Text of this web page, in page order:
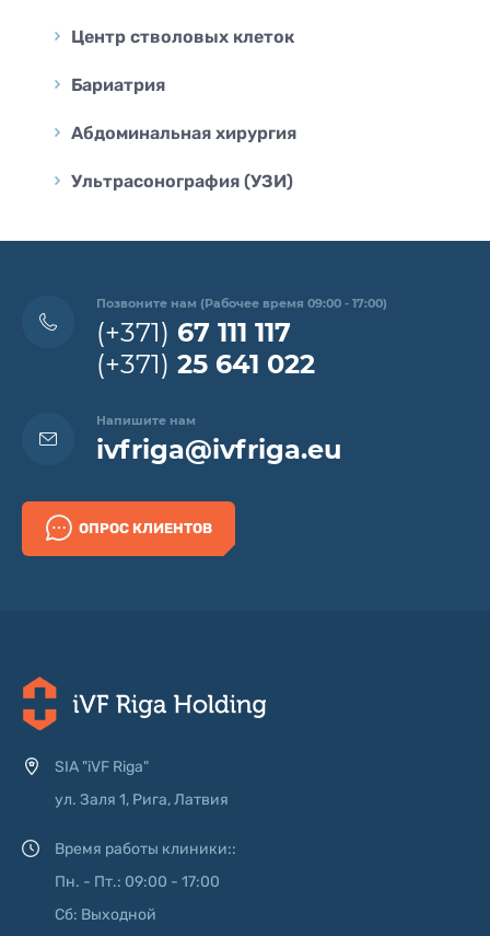
Центр стволовых клеток
Бариатрия
Абдоминальная хирургия
Ультрасонография (УЗИ)
Позвоните нам (Рабочее время 09:00 - 17:00)
(+371) 67 111 117
(+371) 25 641 022
Напишите нам
ivfriga@ivfriga.eu
ОПРОС КЛИЕНТОВ
SIA "iVF Riga"
ул. Заля 1, Рига, Латвия
Время работы клиники::
Пн. - Пт.: 09:00 - 17:00
Сб: Выходной